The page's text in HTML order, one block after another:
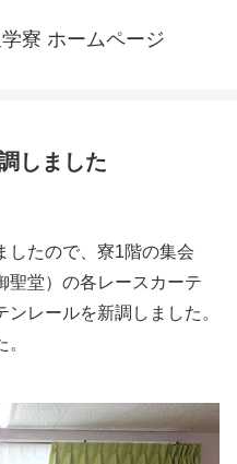
寮 ホームページ
しました
したので、寮1階の集会
聖堂）の各レースカーテ
レールを新調しました。